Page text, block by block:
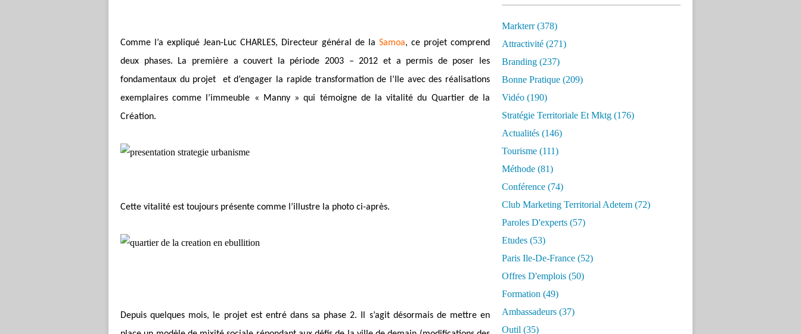
Comme l’a expliqué Jean-Luc CHARLES, Directeur général de la Samoa, ce projet comprend
deux phases. La première a couvert la période 2003 – 2012 et a permis de poser les
fondamentaux du projet et d’engager la rapide transformation de l’Ile avec des réalisations
exemplaires comme l’immeuble « Manny » qui témoigne de la vitalité du Quartier de la
Création.
Cette vitalité est toujours présente comme l’illustre la photo ci-après.
Depuis quelques mois, le projet est entré dans sa phase 2. Il s’agit désormais de mettre en
Markterr(378)
Attractivité (271)
Branding (237)
Bonne Pratique (209)
Vidéo (190)
Stratégie Territoriale Et Mktg (176)
Actualités (146)
Tourisme (111)
Méthode (81)
Conférence (74)
Club Marketing Territorial Adetem (72)
Paroles D'experts (57)
Etudes (53)
Paris Ile-De-France (52)
Offres D'emplois (50)
Formation (49)
Ambassadeurs (37)
Outil (35)